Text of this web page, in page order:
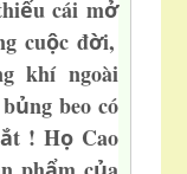
ếu cái mở
cuộc đời,
khí ngoài
ủng beo có
ắt ! HọCao